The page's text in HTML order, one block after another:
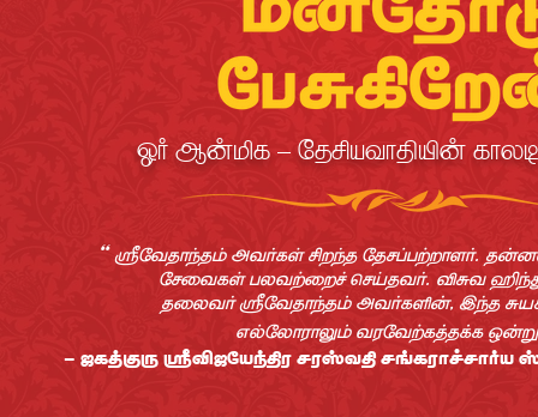
{ì g[tï  ¼>EBkV]l[
""p¼k>VÍ>D ¶kìï^ EÅÍ> ¼>Ä©ÃuÅVáì.
¼Äçkï^ ÃékuçÅß ØÄF>kì. s·k
>çékì p¼k>VÍ>D ¶kìï¹[, ÖÍ>
¨_¼éV«VKD k«¼kuïÝ>Âï
- ÛïÝzò psÛ¼BÍ]« Ä«ük] Äºï«VßÄVìB